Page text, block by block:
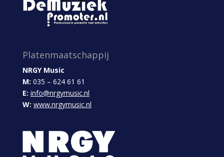
Platenmaatschappij
NRGY Music
M: 035 – 624 61 61
E: info@nrgymusic.nl
W: www.nrgymusic.nl